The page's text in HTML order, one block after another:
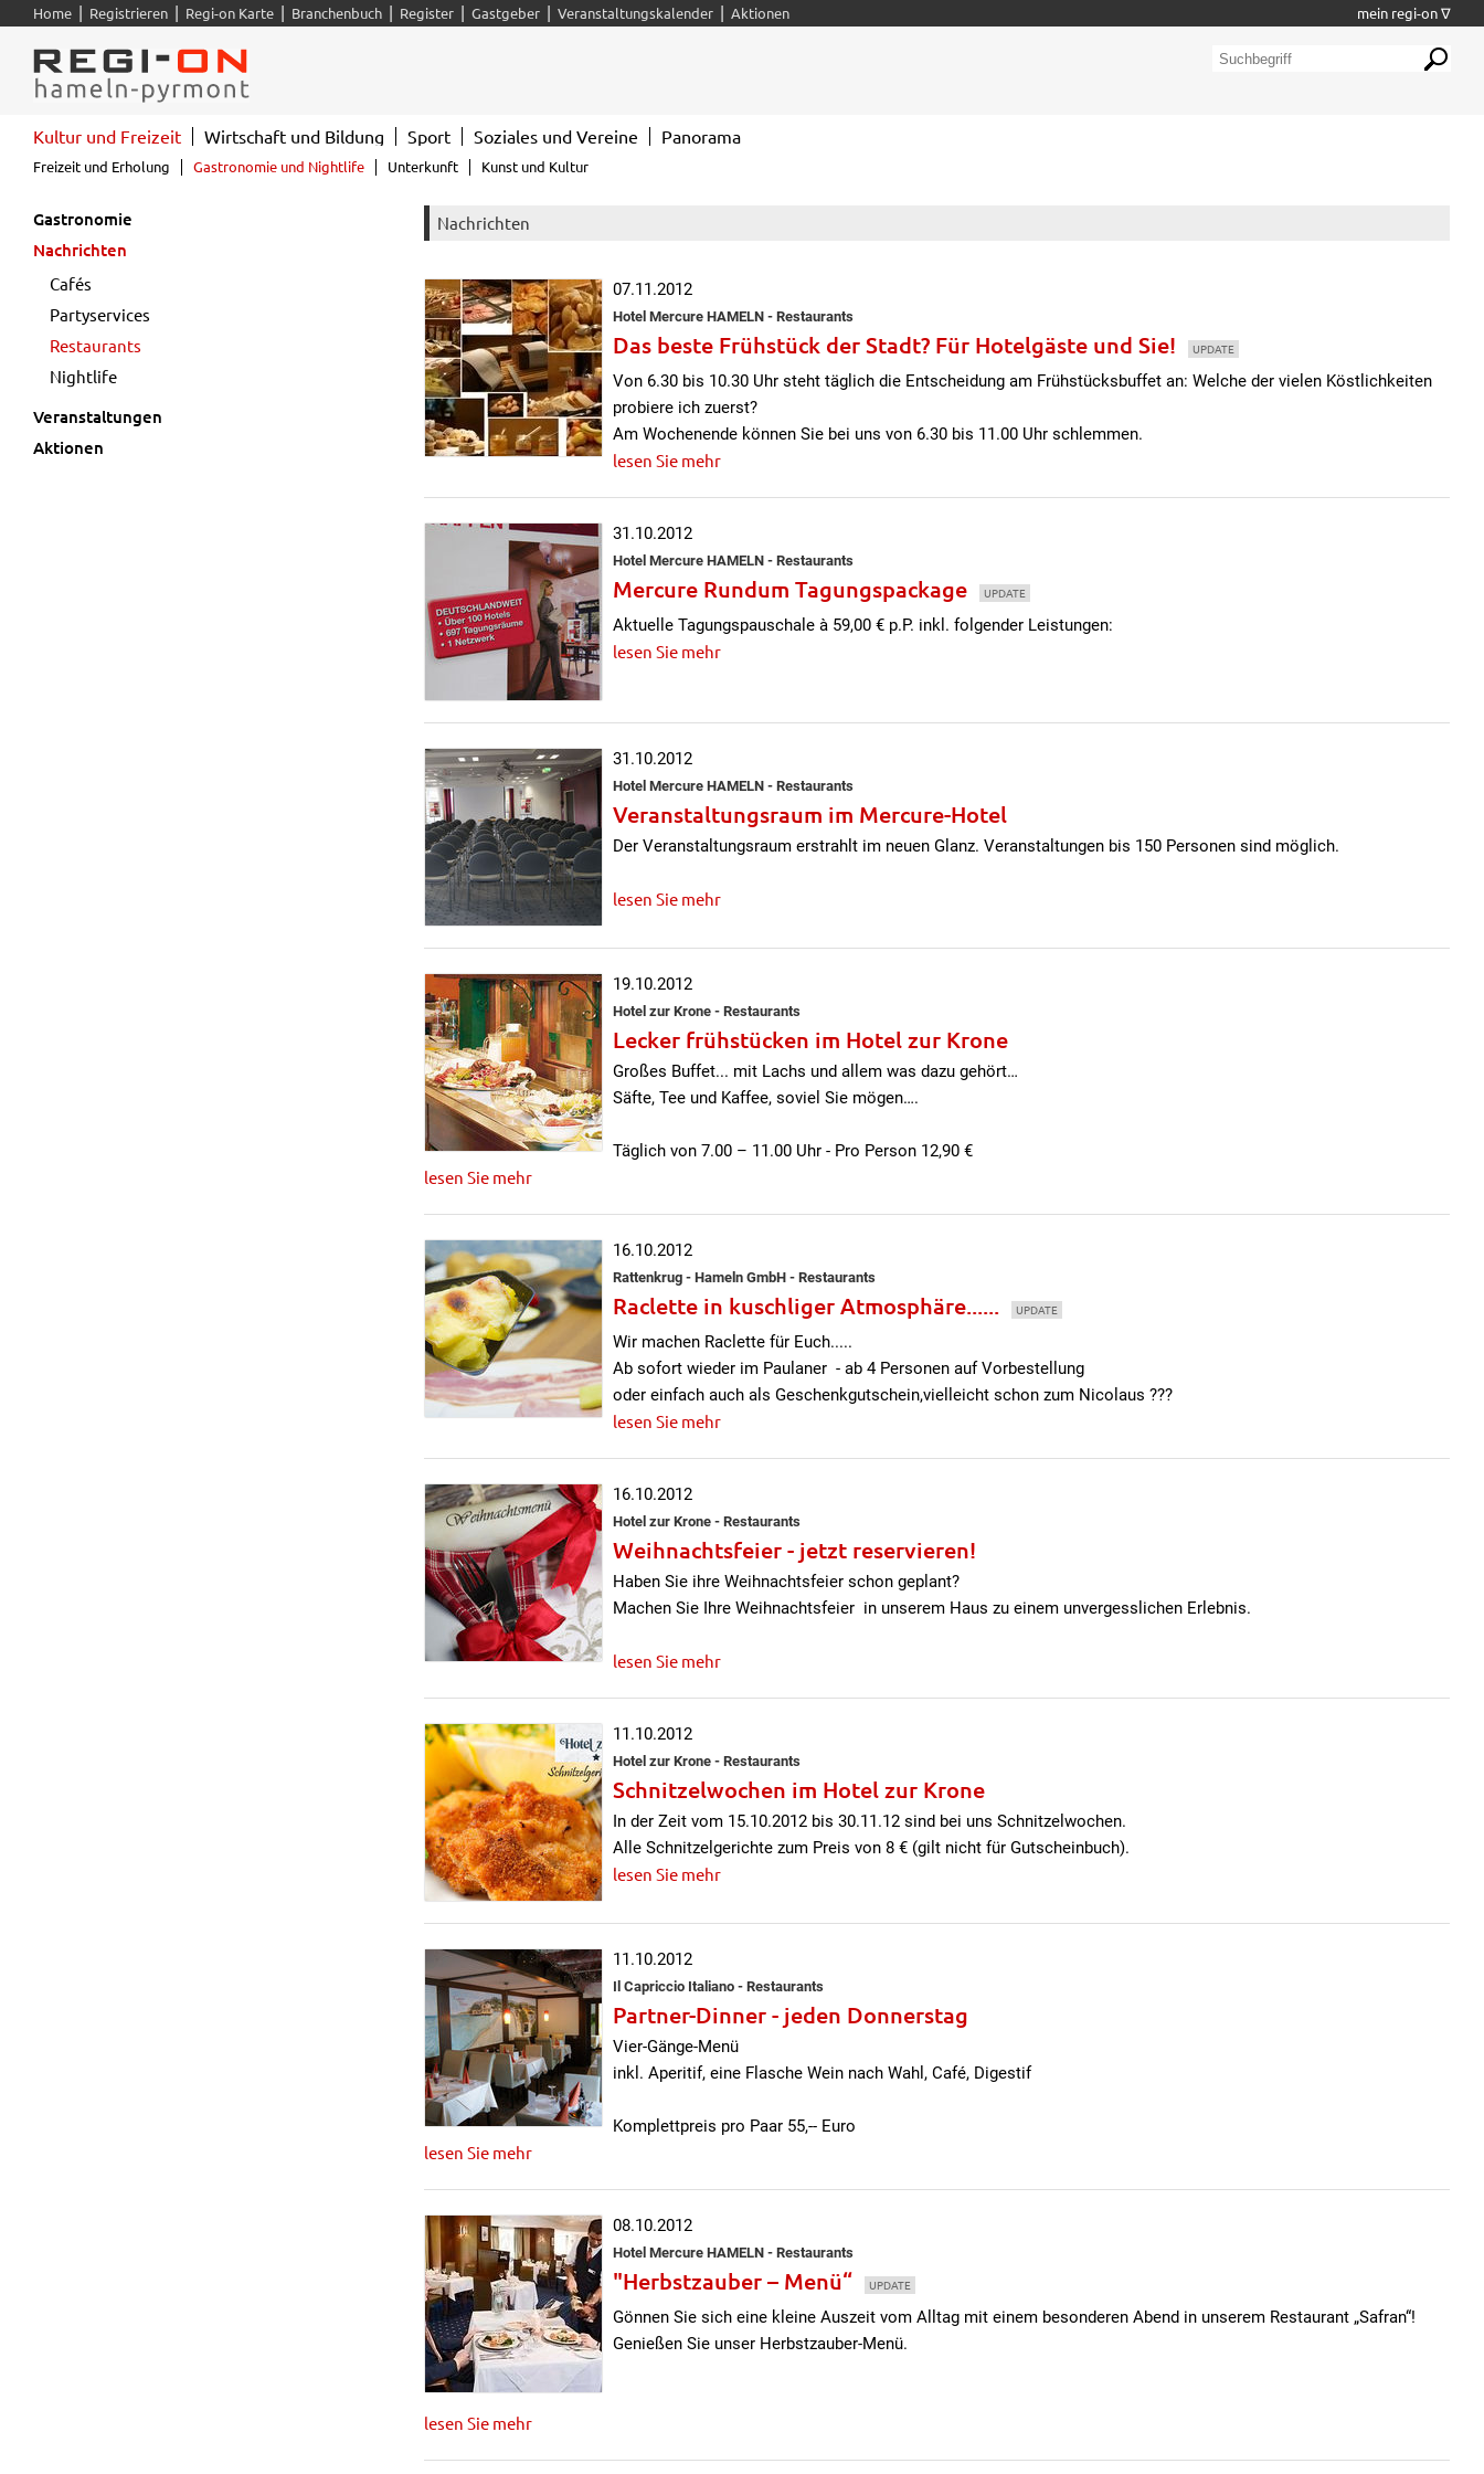
Gastronomie
Nachrichten
Cafés
Partyservices
Restaurants
Nightlife
Veranstaltungen
Aktionen
Nachrichten
07.11.2012
Hotel Mercure HAMELN - Restaurants
Das beste Frühstück der Stadt? Für Hotelgäste und Sie! UPDATE
Von 6.30 bis 10.30 Uhr steht täglich die Entscheidung am Frühstücksbuffet an: Welche der vielen Köstlichkeiten
probiere ich zuerst?
Am Wochenende können Sie bei uns von 6.30 bis 11.00 Uhr schlemmen.
lesen Sie mehr
31.10.2012
Hotel Mercure HAMELN - Restaurants
Mercure Rundum Tagungspackage UPDATE
Aktuelle Tagungspauschale à 59,00 € p.P. inkl. folgender Leistungen:
lesen Sie mehr
31.10.2012
Hotel Mercure HAMELN - Restaurants
Veranstaltungsraum im Mercure-Hotel
Der Veranstaltungsraum erstrahlt im neuen Glanz. Veranstaltungen bis 150 Personen sind möglich.
lesen Sie mehr
19.10.2012
Hotel zur Krone - Restaurants
Lecker frühstücken im Hotel zur Krone
Großes Buffet... mit Lachs und allem was dazu gehört…
Säfte, Tee und Kaffee, soviel Sie mögen….
Täglich von 7.00 – 11.00 Uhr - Pro Person 12,90 €
lesen Sie mehr
16.10.2012
Rattenkrug - Hameln GmbH - Restaurants
Raclette in kuschliger Atmosphäre...... UPDATE
Wir machen Raclette für Euch.....
Ab sofort wieder im Paulaner - ab 4 Personen auf Vorbestellung
oder einfach auch als Geschenkgutschein,vielleicht schon zum Nicolaus ???
lesen Sie mehr
16.10.2012
Hotel zur Krone - Restaurants
Weihnachtsfeier - jetzt reservieren!
Haben Sie ihre Weihnachtsfeier schon geplant?
Machen Sie Ihre Weihnachtsfeier in unserem Haus zu einem unvergesslichen Erlebnis.
lesen Sie mehr
11.10.2012
Hotel zur Krone - Restaurants
Schnitzelwochen im Hotel zur Krone
In der Zeit vom 15.10.2012 bis 30.11.12 sind bei uns Schnitzelwochen.
Alle Schnitzelgerichte zum Preis von 8 € (gilt nicht für Gutscheinbuch).
lesen Sie mehr
11.10.2012
Il Capriccio Italiano - Restaurants
Partner-Dinner - jeden Donnerstag
Vier-Gänge-Menü
inkl. Aperitif, eine Flasche Wein nach Wahl, Café, Digestif
Komplettpreis pro Paar 55,-- Euro
lesen Sie mehr
08.10.2012
Hotel Mercure HAMELN - Restaurants
"Herbstzauber – Menü“ UPDATE
Gönnen Sie sich eine kleine Auszeit vom Alltag mit einem besonderen Abend in unserem Restaurant „Safran“!
Genießen Sie unser Herbstzauber-Menü.
lesen Sie mehr
Home | Registrieren | Regi-on Karte | Branchenbuch | Register | Gastgeber | Veranstaltungskalender | Aktionen mein regi-on ∇
Kultur und Freizeit
Freizeit und Erholung Gastronomie und Nightlife Unterkunft Kunst und Kultur
Wirtschaft und Bildung Sport Soziales und Vereine Panorama